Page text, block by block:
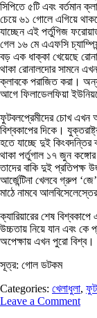
সিপিতে ৫টি এবং বর্তমান
চেয়ে ৬১ গোলে এগিয়ে
যাচ্ছেন এই পর্তুগিজ
গেল ১৬ মে এএফসি
বড় এক ধাক্কা খেয়েছে
থাকা রোনালদোর সামনে
ক্লাবকে পরাজিত করা।
আগে ফিলাডেলফিয়া
ফুটবলপ্রেমীদের চোখ এখন
বিশ্বকাপের দিকে।
হতে যাচ্ছে দুই
থাকা পর্তুগাল ১৭ জুন কঙ্গোর
তাদের বাকি দুই প্রতিপক্ষ
আর্জেন্টিনা খেলবে গ্রুপ
মাঠে নামবে
ক্যারিয়ারের শেষ
উচ্চতায় নিয়ে যান এবং
অপেক্ষায় এখন পুরো বিশ্ব।
সূত্র: গোল ডটকম
Categories: খেলাধুলা,
Leave a Comment